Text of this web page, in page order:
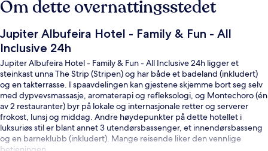
Om dette overnattingsstedet
Jupiter Albufeira Hotel - Family & Fun - All
Inclusive 24h
Jupiter Albufeira Hotel - Family & Fun - All Inclusive 24h ligger et
steinkast unna The Strip (Stripen) og har både et badeland (inkludert)
og en takterrasse. I spaavdelingen kan gjestene skjemme bort seg selv
med dypvevsmassasje, aromaterapi og refleksologi, og Montechoro (én
av 2 restauranter) byr på lokale og internasjonale retter og serverer
frokost, lunsj og middag. Andre høydepunkter på dette hotellet i
luksuriøs stil er blant annet 3 utendørsbassenger, et innendørsbasseng
og en barneklubb (inkludert). Mange reisende liker den vennlige